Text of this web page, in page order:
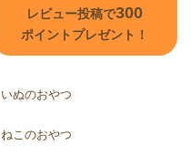
レビュー投稿で300
ポイントプレゼント！
いぬのおやつ
ねこのおやつ